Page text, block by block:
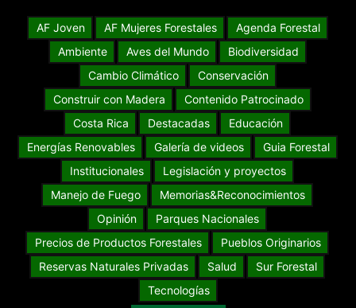
AF Joven AF Mujeres Forestales
Agenda Forestal
Ambiente
Aves del Mundo
Biodiversidad
Cambio Climático
Conservación
Construir con Madera
Contenido Patrocinado
Costa Rica
Destacadas
Educación
Energías Renovables
Galería de videos
Guia Forestal
Institucionales
Legislación y proyectos
Manejo de Fuego
Memorias&Reconocimientos
Opinión
Parques Nacionales
Precios de Productos Forestales
Pueblos Originarios
Reservas Naturales Privadas
Salud
Sur Forestal
Tecnologías